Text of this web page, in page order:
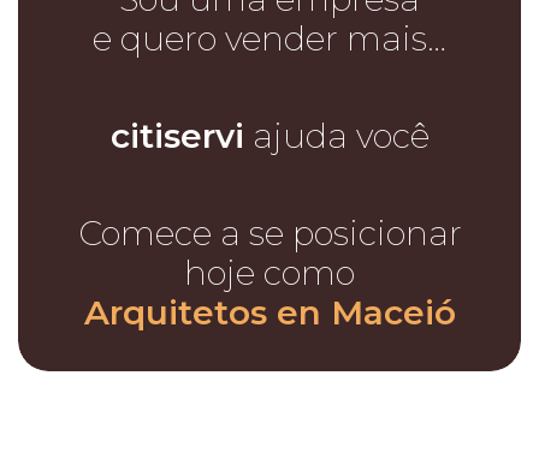
e quero vender mais…
citiservi ajuda você
Comece a se posicionar
hoje como
Arquitetos en Maceió